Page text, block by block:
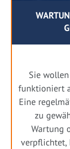
Sie
funktioniert
Eine
zu
Wartung
verpflichtet,